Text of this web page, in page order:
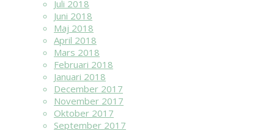
Juli 2018
Juni 2018
Maj 2018
April 2018
Mars 2018
Februari 2018
Januari 2018
December 2017
November 2017
Oktober 2017
September 2017